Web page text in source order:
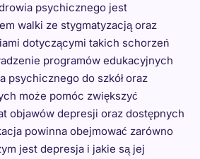
psychicznego jest
walki ze stygmatyzacją oraz
dotyczącymi takich schorzeń
programów edukacyjnych
psychicznego do szkół oraz
może pomóc zwiększyć
objawów depresji oraz dostępnych
powinna obejmować zarówno
jest depresja i jakie są jej